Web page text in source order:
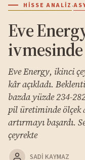
HISSE ANALIZ ·
Eve
Eve Energy, ikinci
kâr açıkladı.
bazda yüzde 234-
pil üretiminde ölçek
artırmayı başardı.
çeyrekte
SADI KAYMAZ